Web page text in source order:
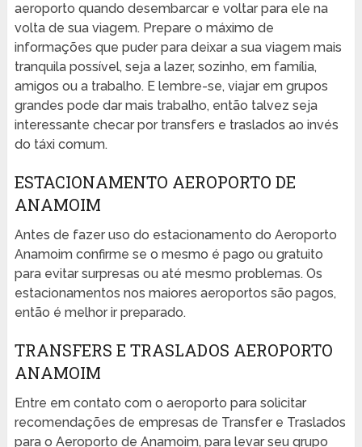
aeroporto quando desembarcar e voltar para ele na
volta de sua viagem. Prepare o máximo de
informações que puder para deixar a sua viagem mais
tranquila possível, seja a lazer, sozinho, em família,
amigos ou a trabalho. E lembre-se, viajar em grupos
grandes pode dar mais trabalho, então talvez seja
interessante checar por transfers e traslados ao invés
do táxi comum.
ESTACIONAMENTO AEROPORTO DE
ANAMOIM
Antes de fazer uso do estacionamento do Aeroporto
Anamoim confirme se o mesmo é pago ou gratuito
para evitar surpresas ou até mesmo problemas. Os
estacionamentos nos maiores aeroportos são pagos,
então é melhor ir preparado.
TRANSFERS E TRASLADOS AEROPORTO
ANAMOIM
Entre em contato com o aeroporto para solicitar
recomendações de empresas de Transfer e Traslados
para o Aeroporto de Anamoim, para levar seu grupo